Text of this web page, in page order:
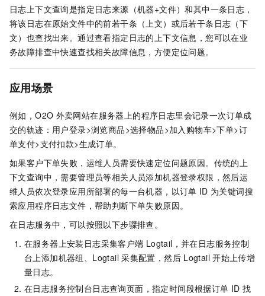
日志上下文查询是指定日志来源（机器+文件）和其中一条日志，
将该日志在原始文件中的前若干条（上文）或后若干条日志（下
文）也查找出来。通过查看指定日志的上下文信息，您可以在业
务故障排查中快速查找相关故障信息，方便定位问题。
应用场景
例如，O2O 外卖网站在服务器上的程序日志里会记录一次订单成
交的轨迹：用户登录>浏览商品>选择物品>加入购物车>下单>订
单支付>支付扣款>生成订单。
如果客户下单失败，运维人员需要快速定位问题原因。传统的上
下文查询中，需要管理员等相关人员添加机器登录权限，然后运
维人员依次登录应用所部署的每一台机器，以订单 ID 为关键词搜
索应用程序日志文件，帮助判断下单失败原因。
在日志服务中，可以按照以下步骤排查。
在服务器上安装日志采集客户端 Logtail，并在日志服务控制
台上添加机器组、Logtail 采集配置，然后 Logtail 开始上传增
量日志。
在日志服务控制台日志查询页面，指定时间段根据订单 ID 找